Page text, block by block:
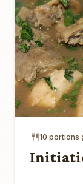
10 portions